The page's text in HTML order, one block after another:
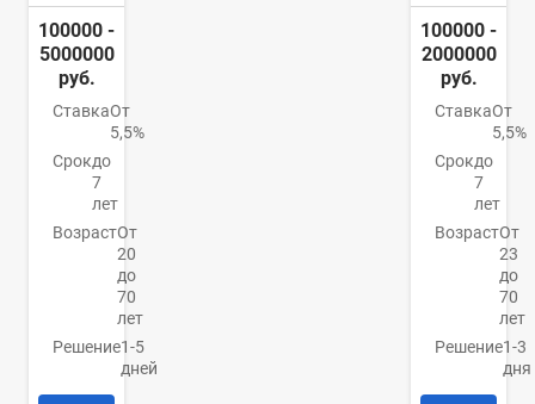
100000 -
5000000
руб.
СтавкаОт
5,5%
Срокдо
7
лет
ВозрастОт
20
до
70
лет
Решение1-5
дней
100000 -
2000000
руб.
СтавкаОт
5,5%
Срокдо
7
лет
ВозрастОт
23
до
70
лет
Решение1-3
дня